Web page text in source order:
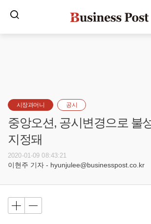
시장과머니 공시
중앙오션, 공시변경으로 불
지정돼
2020-01-09 08:43:21
이현주 기자 - hyunjulee@businesspost.co.kr